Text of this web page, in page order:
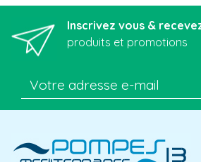
Inscrivez vous &
produits et promotions